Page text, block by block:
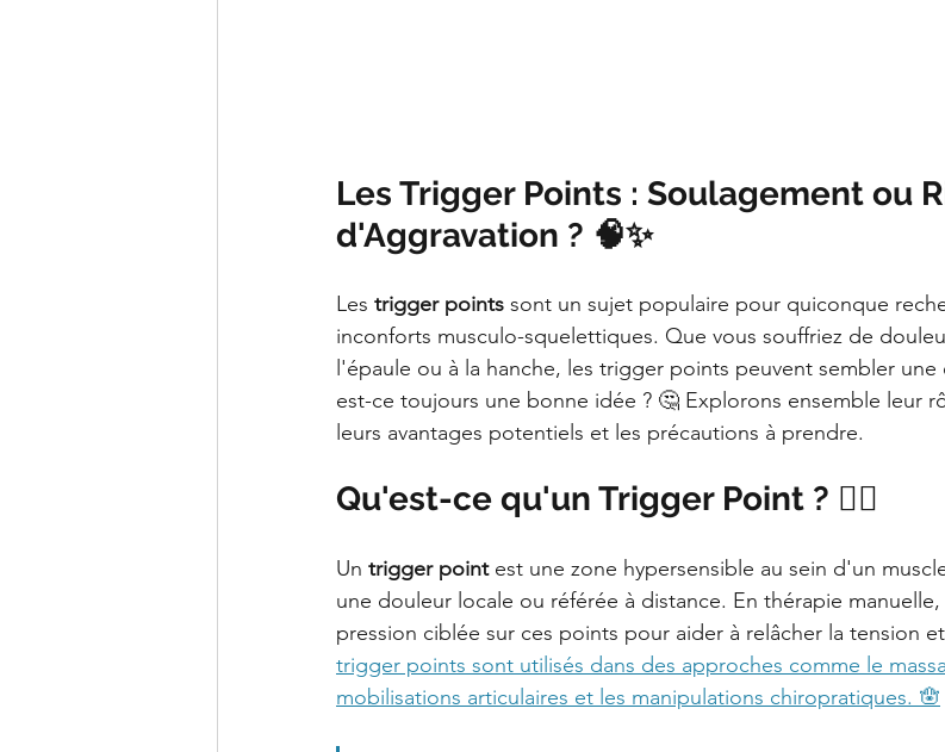
Les Trigger Points : Soulagement ou
d'Aggravation ? 🧠✨
Les trigger points sont un sujet populaire pour quiconque
inconforts musculo-squelettiques. Que vous souffriez de
l'épaule ou à la hanche, les trigger points peuvent sembler
est-ce toujours une bonne idée ? 🤔 Explorons ensemble leur
leurs avantages potentiels et les précautions à prendre.
Qu'est-ce qu'un Trigger Point ? 🏋‍♂️‍
Un trigger point est une zone hypersensible au sein d'un
une douleur locale ou référée à distance. En thérapie
pression ciblée sur ces points pour aider à relâcher la tension
trigger points sont utilisés dans des approches comme le
mobilisations articulaires et les manipulations chiropratiques. 🪬‍